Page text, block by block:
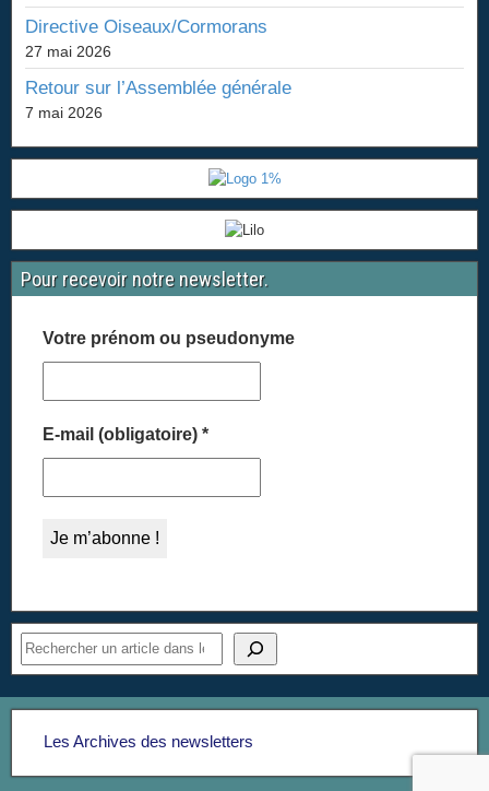
Directive Oiseaux/Cormorans
27 mai 2026
Retour sur l’Assemblée générale
7 mai 2026
Pour recevoir notre newsletter.
Votre prénom ou pseudonyme
E-mail (obligatoire) *
Les Archives des newsletters